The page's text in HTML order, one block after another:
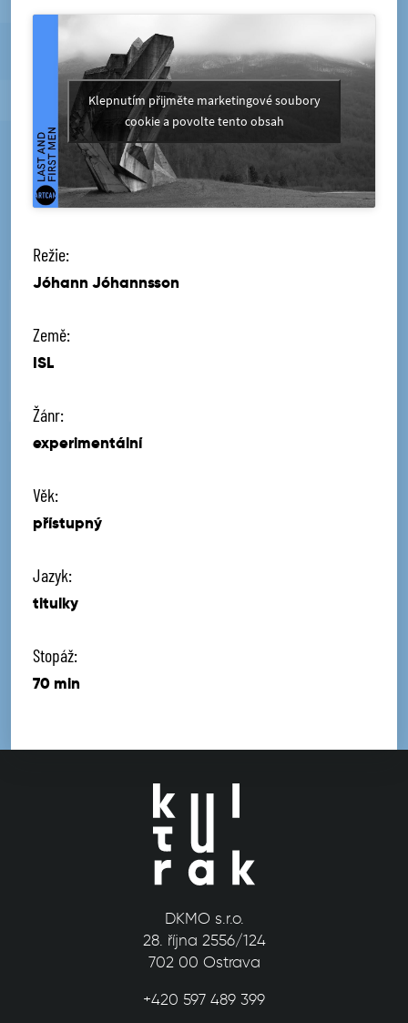
Klepnutím přijměte marketingové soubory
cookie a povolte tento obsah
Režie:
Jóhann Jóhannsson
Země:
ISL
Žánr:
experimentální
Věk:
přístupný
Jazyk:
titulky
Stopáž:
70 min
DKMO s.r.o.
28. října 2556/124
702 00 Ostrava
+420 597 489 399